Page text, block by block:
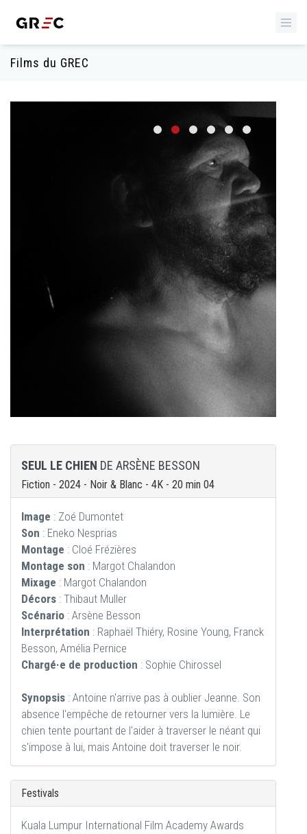
Films du GREC
SEUL LE CHIEN DE ARSÈNE BESSON
Fiction - 2024 - Noir & Blanc - 4K - 20 min 04
Image : Zoé Dumontet
Son : Eneko Nesprias
Montage : Cloé Frézières
Montage son : Margot Chalandon
Mixage : Margot Chalandon
Décors : Thibaut Muller
Scénario : Arsène Besson
Interprétation : Raphaël Thiéry, Rosine Young, Franck
Besson, Amélia Pernice
Chargé·e de production : Sophie Chirossel
Synopsis : Antoine n'arrive pas à oublier Jeanne. Son
absence l'empêche de retourner vers la lumière. Le
chien tente pourtant de l'aider à traverser le néant qui
s'impose à lui, mais Antoine doit traverser le noir.
Festivals
Kuala Lumpur International Film Academy Awards